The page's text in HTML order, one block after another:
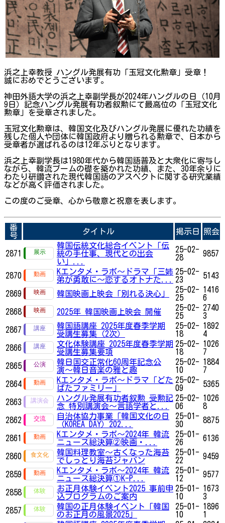
浜之上幸教授 ハングル発展有功「玉冠文化勲章」受章！
誠におめでとうございます。
神田外語大学の浜之上幸副学長が2024年ハングルの日（10月
9日）記念ハングル発展有功者叙勲にて最高位の「玉冠文化
勲章」を受章されました。
玉冠文化勲章は、韓国文化及びハングル発展に優れた功績を
残した個人や団体に韓国政府より贈られる勲章で、日本から
受章者が選ばれるのは12年ぶりとなります。
浜之上幸副学長は1980年代から韓国語普及と大衆化に寄与し
ながら、韓流ブームの礎を築かれた功績、また、30年余りに
わたり研鑽された現代韓国語のアスペクトに関する研究業績
などが高く評価されました。
この度のご受章、心から敬意と祝意を表します。
番
号
タイトル 掲示日 照会
2871
韓国伝統文化総合イベント「伝
統の手仕事、現代との出会
い」...
25-02-
28
9857
2870
Kエンタメ・ラボ～ドラマ「三姉
弟が勇敢に～恋するオトナた...
25-02-
23
5143
2869 韓国映画上映会「別れる決心」
25-02-
25
1416
6
2868
2025年 韓国映画上映会 開催
25-02-
25
2740
3
2867
韓国語講座 2025年度春季学期
受講生募集（2次）
25-02-
18
1892
4
2866
文化体験講座 2025年度春季学期
受講生募集要項
25-02-
18
1026
7
2865
韓日国交正常化60周年記念公
演〜韓日音楽の雅と趣
25-02-
10
1884
7
2864
Kエンタメ・ラボ～ドラマ「どた
ばたファミリー」
25-02-
09
5365
2863
ハングル発展有功者叙勲 受勲記
念 特別講演会〜言語学者と...
25-02-
06
1026
8
2862
自治体協力事業「韓国文化の日
（KOREA DAY）202...
25-01-
30
8875
2861
Kエンタメ・ラボ～2024年 韓流
ニュース総決算②映画・...
25-01-
26
6136
2860
韓国料理教室～古くなった海苔
でしっとり海苔ジャバン
25-01-
22
9459
2859
Kエンタメ・ラボ～2024年 韓流
ニュース総決算①K-P...
25-01-
12
9577
2858
お正月体験イベント2025 事前申
込プログラムのご案内
25-01-
10
1673
3
2857
韓国の正月体験イベント「韓国
のお正月の風景2025」
25-01-
10
1896
1